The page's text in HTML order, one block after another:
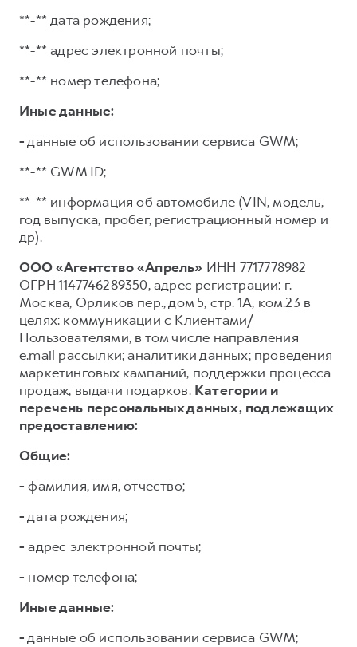
**-** дата рождения;
**-** адрес электронной почты;
**-** номер телефона;
Иные данные:
-данные об использовании сервиса GWM;
**-** GWM ID;
**-** информация об автомобиле (VIN, модель,
год выпуска, пробег, регистрационный номер и
др).
ООО «Агентство «Апрель» ИНН 7717778982
ОГРН 1147746289350, адрес регистрации: г.
Москва, Орликов пер., дом 5, стр. 1А, ком.23 в
целях: коммуникации с Клиентами/
Пользователями, в том числе направления
e.mail рассылки; аналитики данных; проведения
маркетинговых кампаний, поддержки процесса
продаж, выдачи подарков. Категории и
перечень персональных данных, подлежащих
предоставлению:
Общие:
- фамилия, имя, отчество;
-дата рождения;
- адрес электронной почты;
- номер телефона;
Иные данные:
-данные об использовании сервиса GWM;